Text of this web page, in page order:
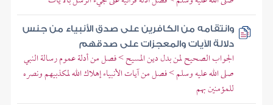
وانتقامه من الكافرين على صدق الأنبياء من جنس
دلالة الآيات والمعجزات على صدقهم
الجواب الصحيح لمن بدل دين المسيح > فصل من أدلة عموم رسالة النبي
صلى الله عليه وسلم > فصل من آيات الأنبياء إهلاك الله لمكذبيهم ونصره
للمؤمنين بهم